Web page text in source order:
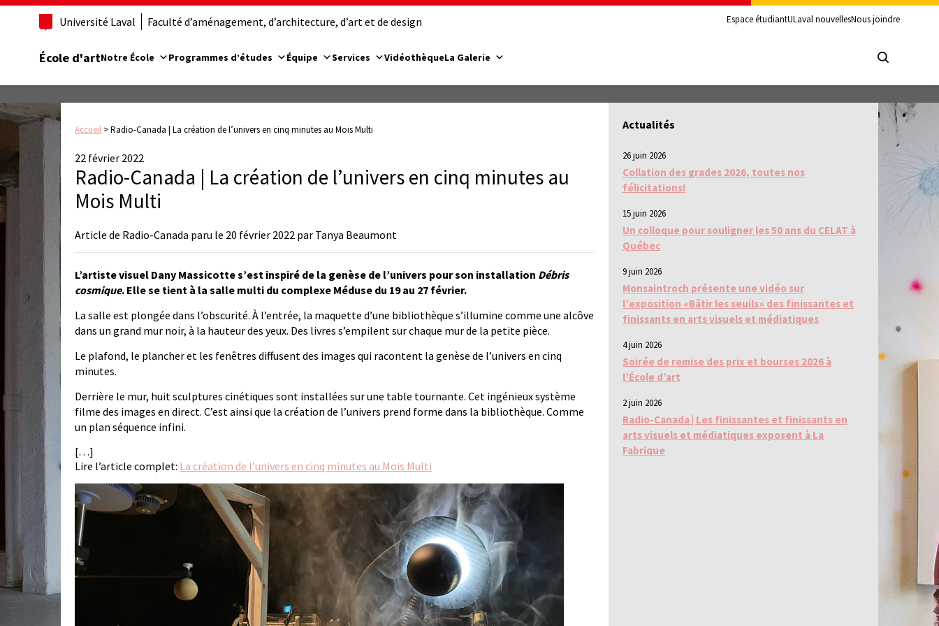
Université Laval Faculté d’aménagement, d’architecture, d’art et de design Espace étudiantULaval nouvellesNous joindre
École d'artNotre École Programmes d’études Équipe Services VidéothèqueLa Galerie
Accueil >Radio-Canada | La création de l’univers en cinq minutes au Mois Multi
22 février 2022
Radio-Canada | La création de l’univers en cinq minutes au
Mois Multi
Article de Radio-Canada paru le 20 février 2022 par Tanya Beaumont
L’artiste visuel Dany Massicotte s’est inspiré de la genèse de l’univers pour son installation Débris
cosmique. Elle se tient à la salle multi du complexe Méduse du 19 au 27 février.
La salle est plongée dans l’obscurité. À l’entrée, la maquette d’une bibliothèque s’illumine comme une alcôve
dans un grand mur noir, à la hauteur des yeux. Des livres s’empilent sur chaque mur de la petite pièce.
Le plafond, le plancher et les fenêtres diffusent des images qui racontent la genèse de l’univers en cinq
minutes.
Derrière le mur, huit sculptures cinétiques sont installées sur une table tournante. Cet ingénieux système
filme des images en direct. C’est ainsi que la création de l’univers prend forme dans la bibliothèque. Comme
un plan séquence infini.
[…]
Lire l’article complet: La création de l’univers en cinq minutes au Mois Multi
Actualités
26 juin 2026
Collation des grades 2026, toutes nos
félicitations!
15 juin 2026
Un colloque pour souligner les 50 ans du CELAT à
Québec
9 juin 2026
Monsaintroch présente une vidéo sur
l’exposition «Bâtir les seuils» des finissantes et
finissants en arts visuels et médiatiques
4 juin 2026
Soirée de remise des prix et bourses 2026 à
l’École d’art
2 juin 2026
Radio-Canada | Les finissantes et finissants en
arts visuels et médiatiques exposent à La
Fabrique